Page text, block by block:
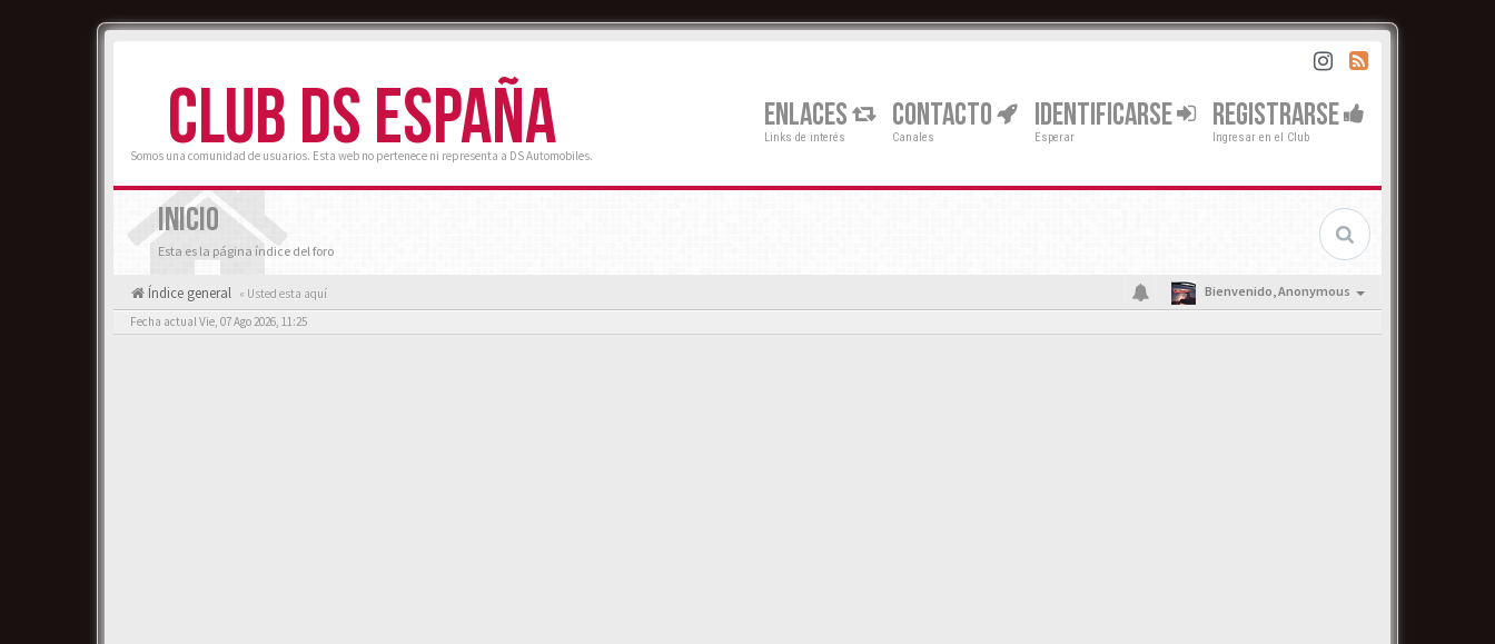
CLUB DS ESPAÑA
Somos una comunidad de usuarios. Esta web no pertenece ni representa a DS Automobiles.
ENLACES
Links de interés
CONTACTO
Canales
IDENTIFICARSE
Esperar
REGISTRARSE
Ingresar en el Club
INICIO
Esta es la página índice del foro
Índice general « Usted esta aquí Bienvenido,Anonymous
Fecha actual Vie, 07 Ago 2026, 11:25